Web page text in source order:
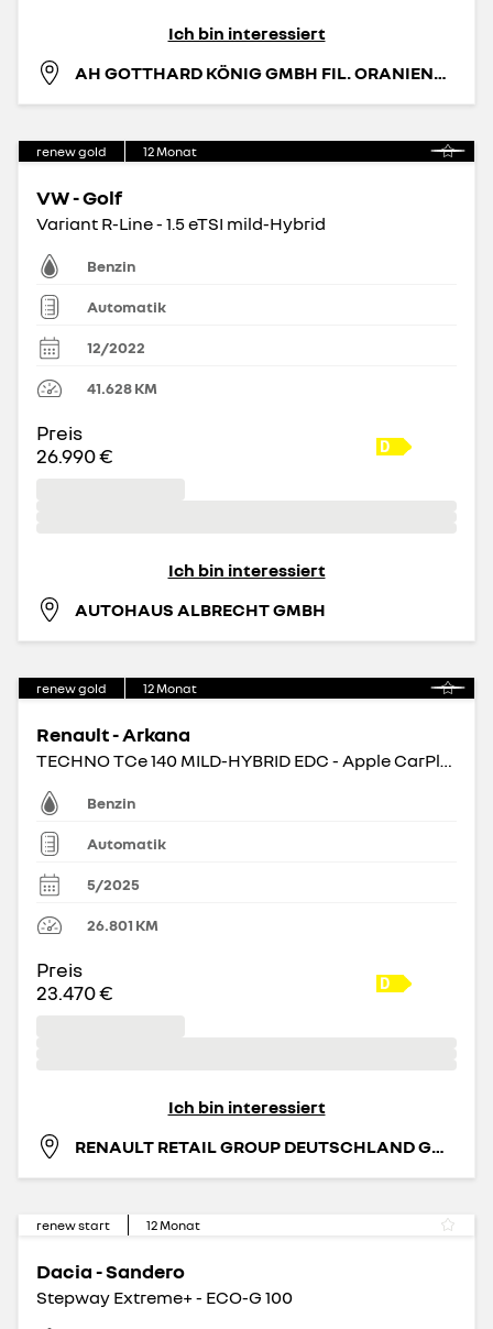
Ich bin interessiert
AH GOTTHARD KÖNIG GMBH FIL. ORANIENBURG
renew gold 12Monat
VW - Golf
Variant R-Line - 1.5 eTSI mild-Hybrid
Benzin
Automatik
12/2022
41.628KM
Preis
26.990 €
Ich bin interessiert
AUTOHAUS ALBRECHT GMBH
renew gold 12Monat
Renault - Arkana
TECHNO TCe 140 MILD-HYBRID EDC - Apple CarPlay BT
Benzin
Automatik
5/2025
26.801 KM
Preis
23.470 €
Ich bin interessiert
RENAULT RETAIL GROUP DEUTSCHLAND GMBH
renew start 12Monat
Dacia - Sandero
Stepway Extreme+ - ECO-G 100